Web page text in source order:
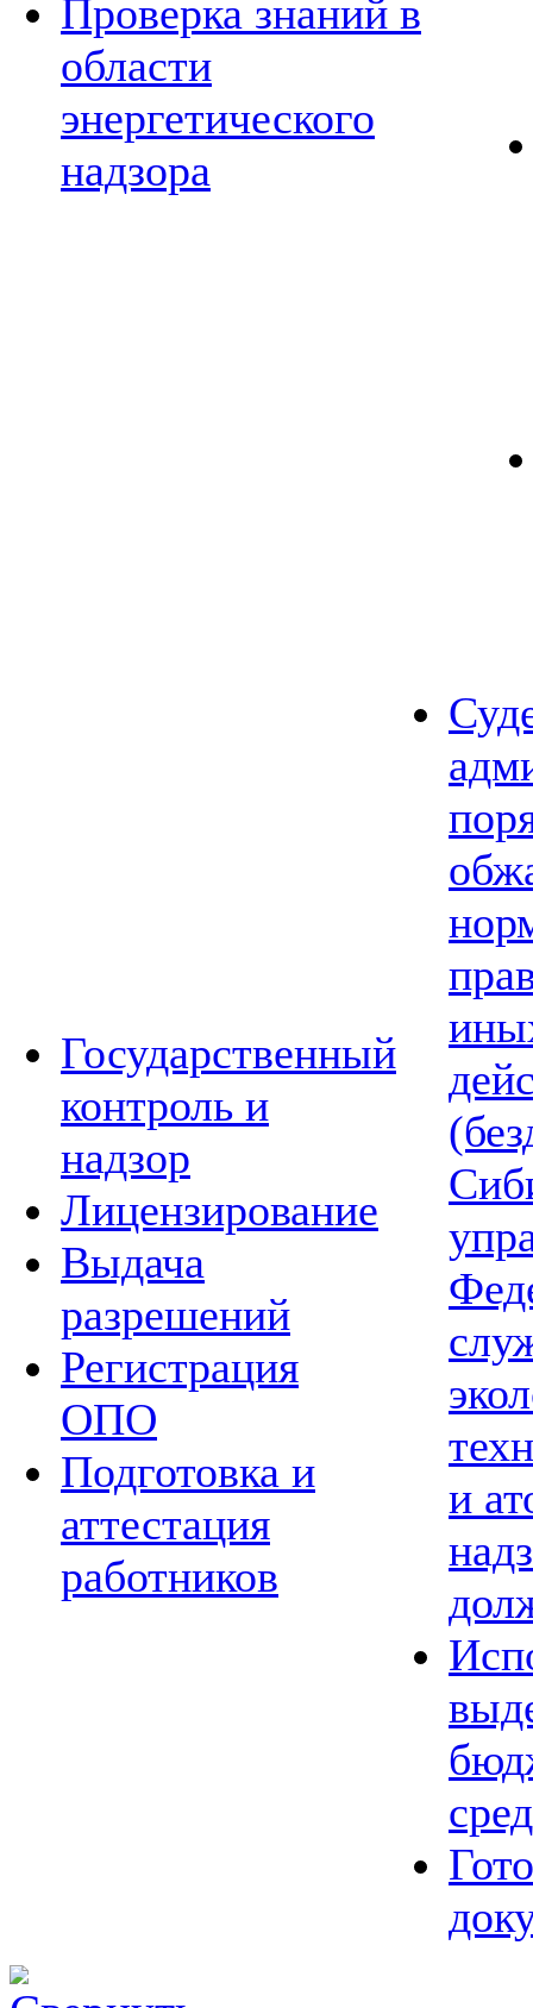
Проверка знаний в
области
энергетического
надзора
Государственный
контроль и
надзор
Лицензирование
Выдача
разрешений
Регистрация
ОПО
Подготовка и
аттестация
работников
и